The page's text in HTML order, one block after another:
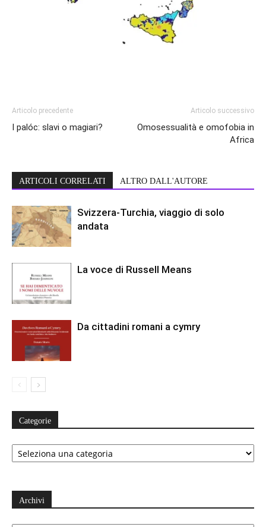
Articolo precedente
I palóc: slavi o magiari?
Articolo successivo
Omosessualità e omofobia in
Africa
ARTICOLI CORRELATI ALTRO DALL'AUTORE
Svizzera-Turchia, viaggio di solo
andata
La voce di Russell Means
Da cittadini romani a cymry
Categorie
Categorie
Archivi
Archivi